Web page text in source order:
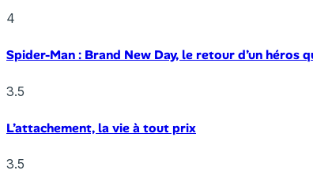
4
Spider-Man : Brand New Day, le retour d’un héros
3.5
L’attachement, la vie à tout prix
3.5